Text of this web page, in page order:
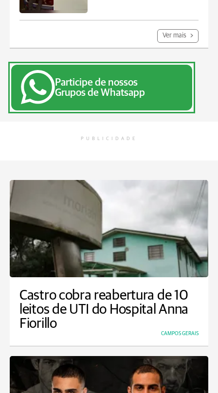
Ver mais
Participe de nossos
Grupos de Whatsapp
PUBLICIDADE
Castro cobra reabertura de 10
leitos de UTI do Hospital Anna
Fiorillo
CAMPOS GERAIS